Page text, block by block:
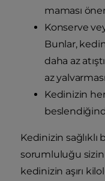
maması
Konserve
Bunlar,
daha az
az
Kedinizin
Kedinizin sağlıklı
sorumluluğu
kedinizin aşırı